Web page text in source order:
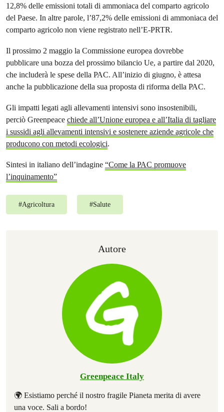
12,8% delle emissioni totali di ammoniaca del comparto agricolo
del Paese. In altre parole, l’87,2% delle emissioni di ammoniaca del
comparto agricolo non viene registrato nell’E-PRTR.
Il prossimo 2 maggio la Commissione europea dovrebbe
pubblicare una bozza del prossimo bilancio Ue, a partire dal 2020,
che includerà le spese della PAC. All’inizio di giugno, è attesa
anche la pubblicazione della sua proposta di riforma della PAC.
Gli impatti legati agli allevamenti intensivi sono insostenibili,
perciò Greenpeace chiede all’Unione europea e all’Italia di tagliare
i sussidi agli allevamenti intensivi e sostenere aziende agricole che
producono con metodi ecologici.
Sintesi in italiano dell’indagine “Come la PAC promuove
l’inquinamento”
#Agricoltura #Salute
Autore
Greenpeace Italy
🌍 Esistiamo perché il nostro fragile Pianeta merita di avere
una voce. Sali a bordo!